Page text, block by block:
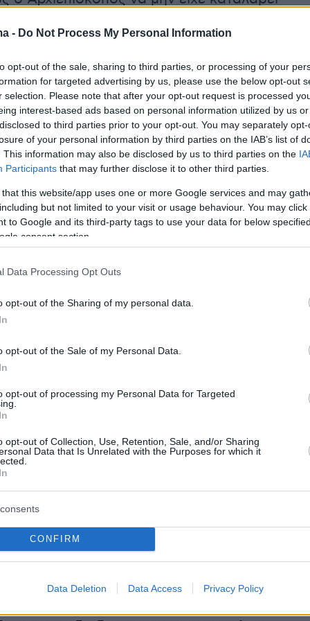
- Do Not Process My Personal Information
opt-out of the sale, sharing to third parties, or processing of your
for targeted advertising by us, please use the below opt-out
selection. Please note that after your opt-out request is processed
interest-based ads based on personal information utilized by us
to third parties prior to your opt-out. You may separately
of your personal information by third parties on the IAB’s list of
This information may also be disclosed by us to third parties on the
Participants that may further disclose it to other third parties.
that this website/app uses one or more Google services and may
but not limited to your visit or usage behaviour. You may
to Google and its third-party tags to use your data for below
consent section.
Data Processing Opt Outs
opt-out of the Sharing of my personal data.
opt-out of the Sale of my Personal Data.
opt-out of processing my Personal Data for Targeted
opt-out of Collection, Use, Retention, Sale, and/or Sharing
Data that Is Unrelated with the Purposes for which it
CONFIRM
Data Deletion Data Access Privacy Policy
συνομιλιών το2017 στο Κραν Μοντανά.
βάση των θέσεων που είχε διατυπώσει
αντιπολίτευσης με ανακοινώσεις και
επισημαίνουν ότι ο πρόεδρος
δεν λέει αλήθεια, καθώς το θέμα της
το είχε συζητήσει και με άλλους,
οποίων και ο Τούρκος υπουργός εξωτερικών
.
«τα παλιόπαιδα»
τον Μητροπολίτη Λεμεσού Αθανάσιο
στον Μητροπολίτη Κύκκου Νικηφόρο τον
του «βλάκα»
Μόρφου Νεόφυτο ανέφερε πως
όλους με τα ακαταλαβίστικα που λέει
τρελός όπως πιστεύουν πολλοί».
αναφέρθηκε και στον τρόπο εκλογής
, υποστηρίζοντας ότι συμφώνησε με τον